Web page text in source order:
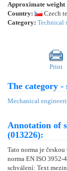
Approximate weight
Country:
Czech
Category: Technical
Print
The category
Mechanical
Annotation of
(013226):
Tato norma je
norma EN ISO 3952-
schválení: Text